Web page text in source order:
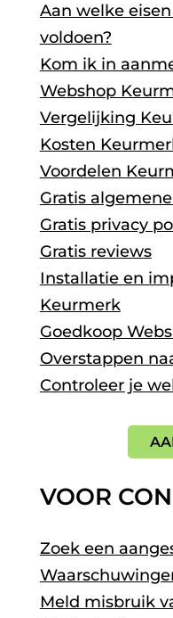
Aan welke
voldoen?
Kom ik in
Webshop
Vergelijking
Kosten
Voordelen
Gratis
Gratis privacy
Gratis reviews
Installatie en
Keurmerk
Goedkoop
Overstappen
Controleer je
VOOR
Zoek een
Meld misbruik